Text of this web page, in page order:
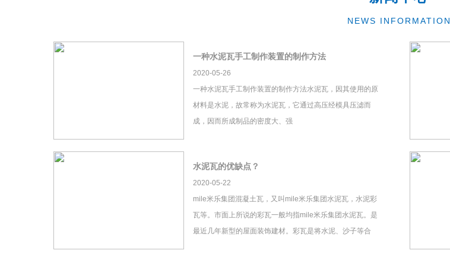
NEWS INFORMATION
一种水泥瓦手工制作装置的制作方法
2020-05-26
一种水泥瓦手工制作装置的制作方法水泥瓦，因其使用的原
材料是水泥，故常称为水泥瓦，它通过高压经模具压滤而
成，因而所成制品的密度大、强
水泥瓦的优缺点？
2020-05-22
mile米乐集团混凝土瓦，又叫mile米乐集团水泥瓦，水泥彩
瓦等。市面上所说的彩瓦一般均指mile米乐集团水泥瓦。是
最近几年新型的屋面装饰建材。彩瓦是将水泥、沙子等合